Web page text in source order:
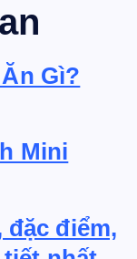
Gì?
Mini
đặc điểm,